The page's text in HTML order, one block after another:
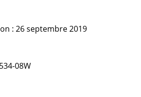
: 26 septembre 2019
08W